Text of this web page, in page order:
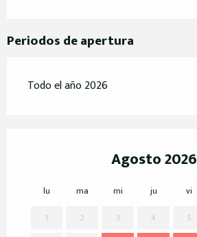
Periodos de apertura
Todo el año 2026
Agosto 2026
lu ma mi ju vi
1
2 3 4 5